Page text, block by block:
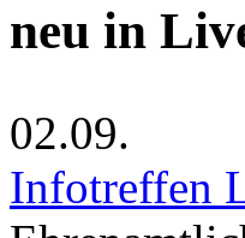
neu in
02.09.
Infotreffen